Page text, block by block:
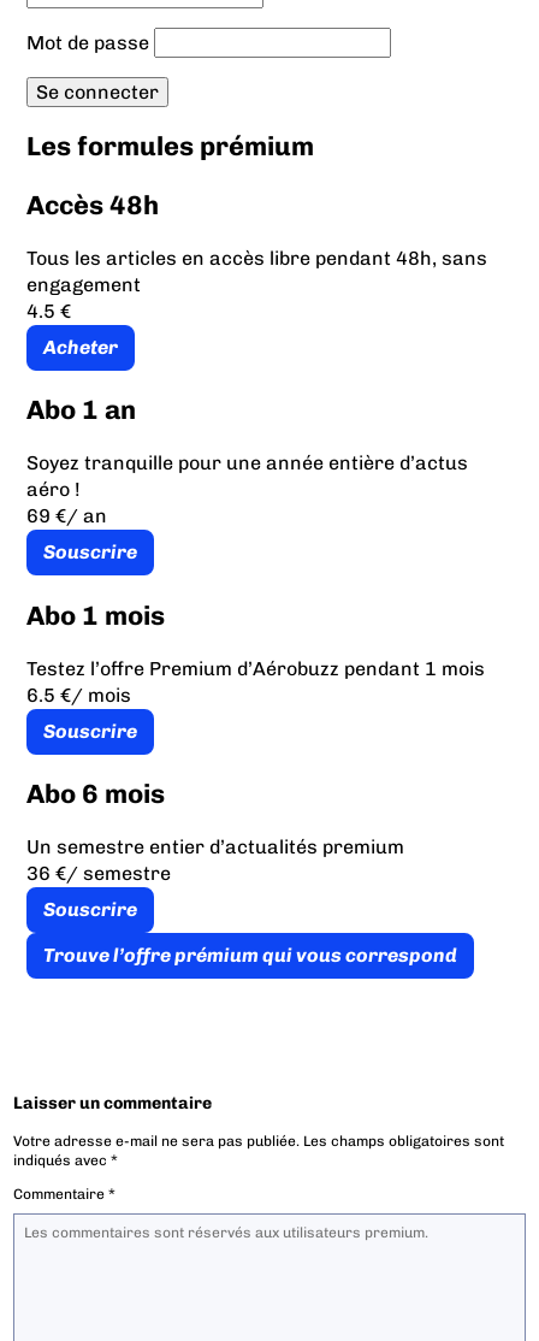
Mot de passe
Les formules prémium
Accès 48h
Tous les articles en accès libre pendant 48h, sans
engagement
4.5 €
Acheter
Abo 1 an
Soyez tranquille pour une année entière d’actus
aéro !
69 €/ an
Souscrire
Abo 1 mois
Testez l’offre Premium d’Aérobuzz pendant 1 mois
6.5 €/ mois
Souscrire
Abo 6 mois
Un semestre entier d’actualités premium
36 €/ semestre
Souscrire
Trouve l’offre prémium qui vous correspond
Laisser un commentaire
Votre adresse e-mail ne sera pas publiée. Les champs obligatoires sont
indiqués avec*
Commentaire*